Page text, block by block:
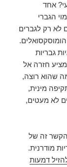
אחד
הגברי
לא רק לגברים
גבריות
חזרה אל
שהוא רוצה,
מינית,
לא מעטים,
זה של
מודרנית.
דמעות